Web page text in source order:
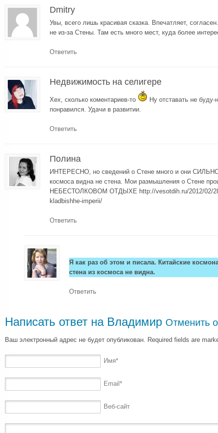
Dmitry
Увы, всего лишь красивая сказка. Впечатляет,
не из-за Стены. Там есть много мест, куда более
Ответить
Недвижимость на селигере
Хех, сколько коментариев-то
Ну отставать не буду-
понравился. Удачи в развитии.
Ответить
Полина
ИНТЕРЕСНО, но сведений о Стене много и они СИЛЬНО
космоса видна не стена. Мои размышления о Стене
НЕБЕСТОЛКОВОМ ОТДЫХЕ http://vesotdih.ru/2012/02/
kladbishhe-imperii/
Ответить
Я как раз об этом и писала. Китайские
стена из космоса не видна.
Ответить
Написать ответ на Владимир Отменить
Ваш электронный адрес не будет опубликован. Required fields are
Имя*
Email *
Веб-сайт